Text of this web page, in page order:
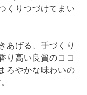
くりつづけてまい
あげる、手づくり
り高い良質のココ
ろやかな味わいの